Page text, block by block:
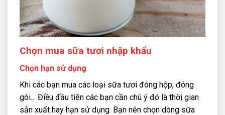
Chọn mua sữa tươi nhập khẩu
Chọn hạn sử dụng
Khi các bạn mua các loại sữa tươi đóng hộp, đóng
gói… Điều đầu tiên các bạn cần chú ý đó là thời gian
sản xuất hay hạn sử dụng. Bạn nên chọn dòng sữa